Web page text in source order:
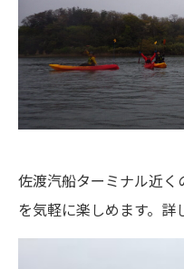
佐渡汽船ターミナル近
を気軽に楽しめます。詳